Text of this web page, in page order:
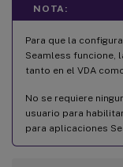
NOTA:
Para que la
Seamless funcione,
tanto en el VDA
No se requiere
usuario para
para aplicaciones